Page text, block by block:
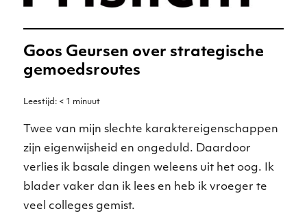
Goos Geursen over strategische
gemoedsroutes
Leestijd: < 1 minuut
Twee van mijn slechte karaktereigenschappen
zijn eigenwijsheid en ongeduld. Daardoor
verlies ik basale dingen weleens uit het oog. Ik
blader vaker dan ik lees en heb ik vroeger te
veel colleges gemist.